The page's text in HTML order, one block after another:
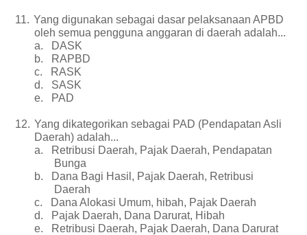
11. Yang digunakan sebagai dasar pelaksanaan APBD
oleh semua pengguna anggaran di daerah adalah...
a.
DASK
b.
RAPBD
c.
RASK
d.
SASK
e.
PAD
12. Yang dikategorikan sebagai PAD (Pendapatan Asli
Daerah) adalah...
a.
Retribusi Daerah, Pajak Daerah, Pendapatan
Bunga
b.
Dana Bagi Hasil, Pajak Daerah, Retribusi
Daerah
c.
Dana Alokasi Umum, hibah, Pajak Daerah
d.
Pajak Daerah, Dana Darurat, Hibah
e.
Retribusi Daerah, Pajak Daerah, Dana Darurat